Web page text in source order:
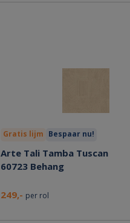
Gratis lijm Bespaar nu!
Arte Tali Tamba Tuscan
60723 Behang
249,- per rol